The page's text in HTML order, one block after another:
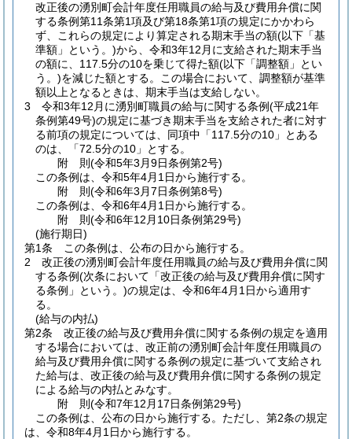
改正後の湧別町会計年度任用職員の給与及び費用弁償に関
する条例第11条第1項及び第18条第1項の規定にかかわら
ず、これらの規定により算定される期末手当の額(以下「基
準額」という。)から、令和3年12月に支給された期末手当
の額に、117.5分の10を乗じて得た額(以下「調整額」とい
う。)を減じた額とする。
この場合において、調整額が基準
額以上となるときは、期末手当は支給しない。
3
令和3年12月に湧別町職員の給与に関する条例(平成21年
条例第49号)の規定に基づき期末手当を支給された者に対す
る前項の規定については、同項中「117.5分の10」とある
のは、「72.5分の10」とする。
附 則(令和5年3月9日条例第2号)
この条例は、令和5年4月1日から施行する。
附 則(令和6年3月7日条例第8号)
この条例は、令和6年4月1日から施行する。
附 則(令和6年12月10日条例第29号)
(施行期日)
第1条
この条例は、公布の日から施行する。
2
改正後の湧別町会計年度任用職員の給与及び費用弁償に関
する条例(次条において「改正後の給与及び費用弁償に関す
る条例」という。)の規定は、令和6年4月1日から適用す
る。
(給与の内払)
第2条
改正後の給与及び費用弁償に関する条例の規定を適用
する場合においては、改正前の湧別町会計年度任用職員の
給与及び費用弁償に関する条例の規定に基づいて支給され
た給与は、改正後の給与及び費用弁償に関する条例の規定
による給与の内払とみなす。
附 則(令和7年12月17日条例第29号)
この条例は、公布の日から施行する。 ただし、第2条の規定
は、令和8年4月1日から施行する。